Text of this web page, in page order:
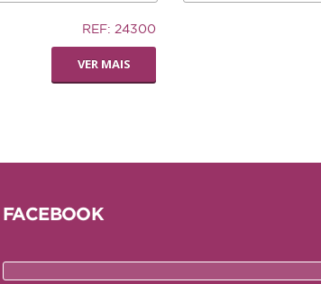
REF: 24300
VER MAIS
FACEBOOK